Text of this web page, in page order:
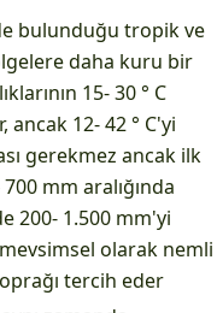
bulunduğu tropik ve
daha kuru bir
15- 30 ° C
ancak 12- 42 ° C'yi
gerekmez ancak ilk
mm aralığında
200- 1.500 mm'yi
olarak nemli
tercih eder